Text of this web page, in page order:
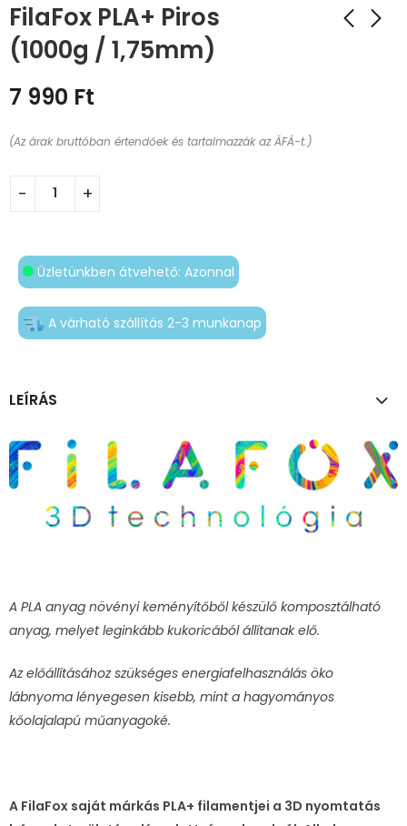
FilaFox PLA+ Piros
(1000g / 1,75mm)
7 990 Ft
(Az árak bruttóban értendőek és tartalmazzák az ÁFÁ-t.)
Üzletünkben átvehető: Azonnal
A várható szállítás 2-3 munkanap
LEÍRÁS
A PLA anyag növényi keményítőből készülő komposztálható
anyag, melyet leginkább kukoricából állítanak elő.
Az előállításához szükséges energiafelhasználás öko
lábnyoma lényegesen kisebb, mint a hagyományos
kőolajalapú műanyagoké.
A FilaFox saját márkás PLA+ filamentjei a 3D nyomtatás